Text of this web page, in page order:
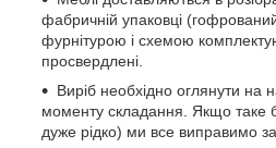
фабричній упаковці
фурнітурою і схемою
просвердлені.
Виріб необхідно оглянути на
моменту складання. Якщо таке
дуже рідко) ми все виправимо за